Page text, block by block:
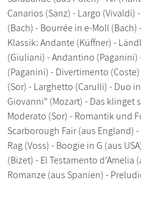
Canarios (Sanz) - Largo
(Bach) - Bourrée in e-Moll
Klassik: Andante (Küffner) -
(Giuliani) - Andantino (Paganini)
(Paganini) - Divertimento
(Sor) - Larghetto (Carulli) - Duo
Giovanni" (Mozart) - Das klinget
Moderato (Sor) - Romantik und
Scarborough Fair (aus England)
Rag (Voss) - Boogie in G (aus
(Bizet) - El Testamento d'Amelia
Romanze (aus Spanien) -